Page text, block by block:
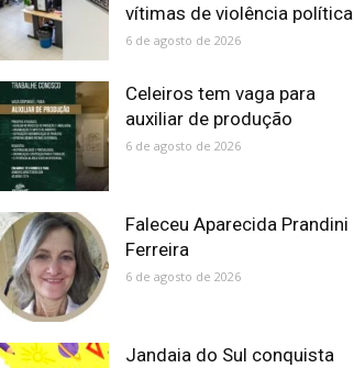
vítimas de violência política
6 de agosto de 2026
Celeiros tem vaga para
auxiliar de produção
6 de agosto de 2026
Faleceu Aparecida Prandini
Ferreira
6 de agosto de 2026
Jandaia do Sul conquista